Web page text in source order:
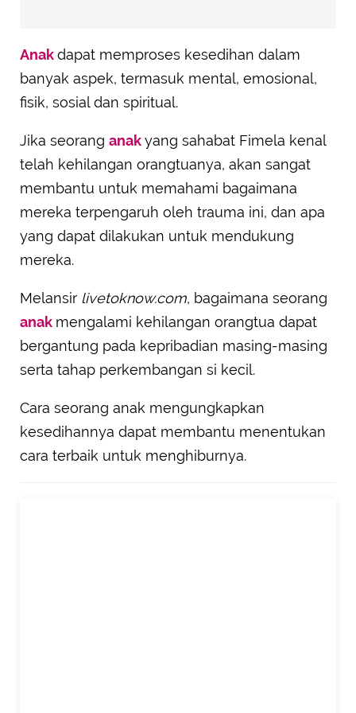
Anakdapat memproses kesedihan dalam
banyak aspek, termasuk mental, emosional,
fisik, sosial dan spiritual.
Jika seorang anakyang sahabat Fimela kenal
telah kehilangan orangtuanya, akan sangat
membantu untuk memahami bagaimana
mereka terpengaruh oleh trauma ini, dan apa
yang dapat dilakukan untuk mendukung
mereka.
Melansir livetoknow.com, bagaimana seorang
anak mengalami kehilangan orangtua dapat
bergantung pada kepribadian masing-masing
serta tahap perkembangan si kecil.
Cara seorang anak mengungkapkan
kesedihannya dapat membantu menentukan
cara terbaik untuk menghiburnya.